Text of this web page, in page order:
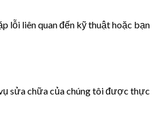
lỗi liên quan đến kỹ thuật hoặc bạn
sửa chữa của chúng tôi được thực